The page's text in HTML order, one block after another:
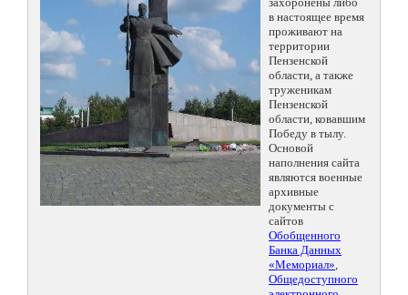
в настоящее время
проживают на
территории
Пензенской
области, а также
труженикам
Пензенской
области, ковавшим
Победу в тылу.
Основой
наполнения сайта
являются военные
архивные
документы с
сайтов
Обобщенного
Банка Данных
«Мемориал»,
Общедоступного